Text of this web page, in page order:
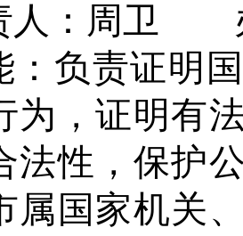
人：周卫 办
：负责证明
为，证明有
法性，保护
属国家机关